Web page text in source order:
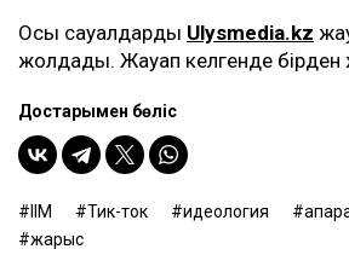
Осы сауалдарды Ulysmedia.kz
жолдады. Жауап келгенде
Достарыңмен бөліс
ІІМ Тик-ток идеология
жарыс